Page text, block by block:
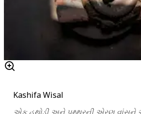
Kashifa Wisal
એક હથોડી અને પથ્થરની એરણ વાંસને